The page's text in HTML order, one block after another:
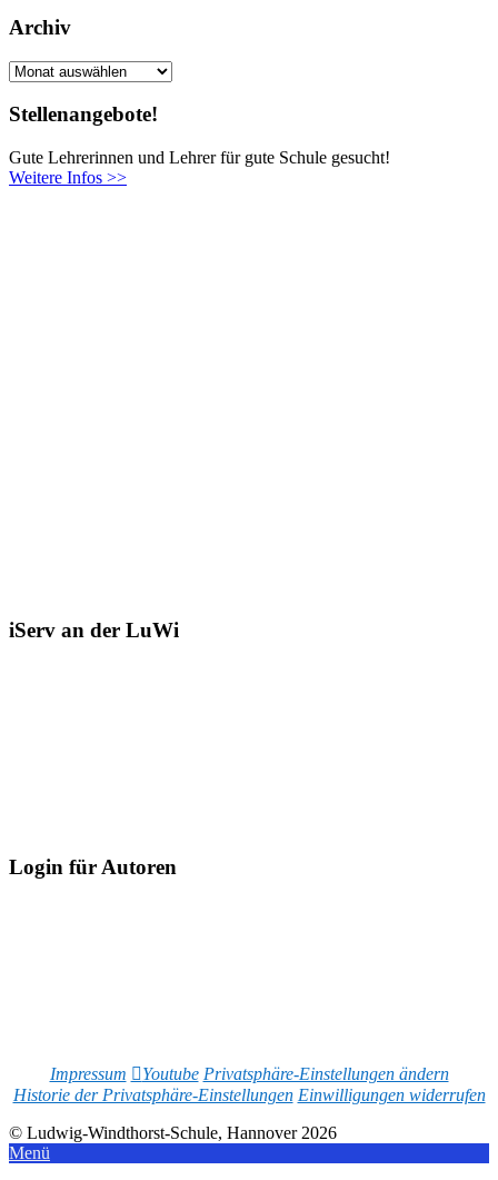
Archiv
Archiv
Stellenangebote!
Gute Lehrerinnen und Lehrer für gute Schule gesucht!
Weitere Infos >>
iServ an der LuWi
Login für Autoren
Impressum Youtube Privatsphäre-Einstellungen ändern
Historie der Privatsphäre-Einstellungen Einwilligungen widerrufen
© Ludwig-Windthorst-Schule, Hannover 2026
Menü